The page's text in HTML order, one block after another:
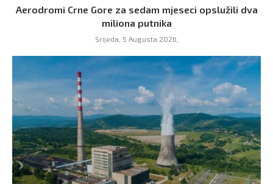
Aerodromi Crne Gore za sedam mjeseci opslužili dva
miliona putnika
Srijeda, 5 Augusta 2026,